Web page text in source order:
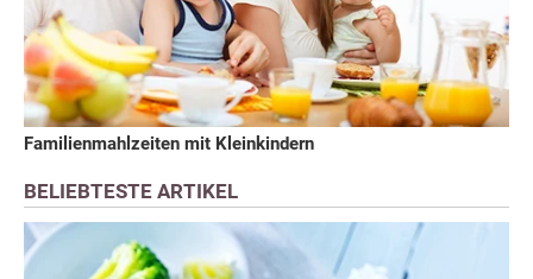
Familienmahlzeiten mit Kleinkindern
BELIEBTESTE ARTIKEL